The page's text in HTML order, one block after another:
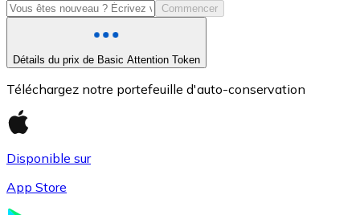
Commencer
Détails du prix de Basic Attention Token
Téléchargez notre portefeuille d'auto-conservation
Disponible sur
App Store